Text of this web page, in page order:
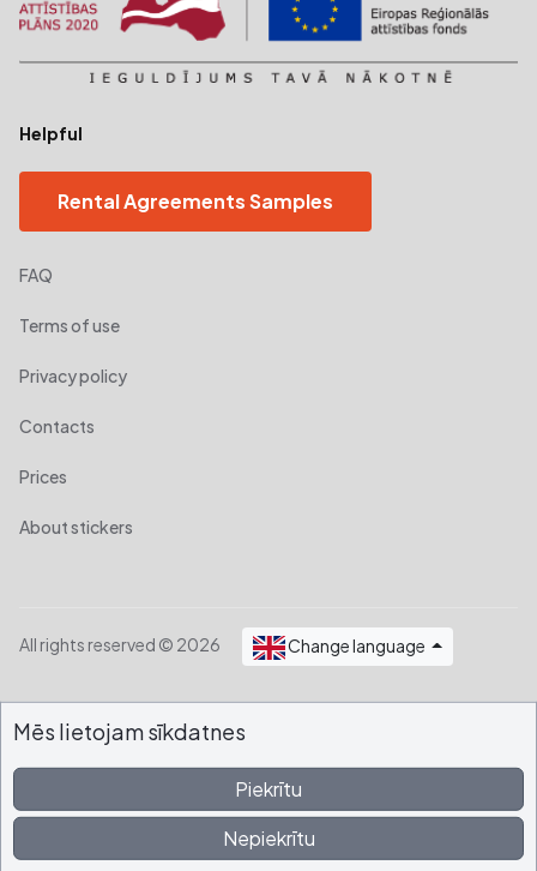
Helpful
Rental Agreements Samples
FAQ
Terms of use
Privacy policy
Contacts
Prices
About stickers
All rights reserved © 2026 Change language
Mēs lietojam sīkdatnes
Piekrītu
Nepiekrītu